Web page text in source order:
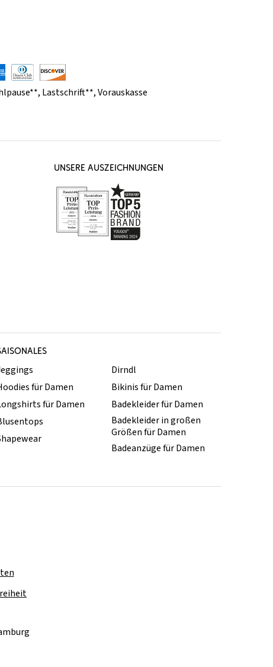
, Lastschrift**,Vorauskasse
UNSERE AUSZEICHNUNGEN
für Damen
für Damen
Dirndl
Bikinis für Damen
Badekleider für Damen
Badekleider in großen
Größen für Damen
Badeanzüge für Damen